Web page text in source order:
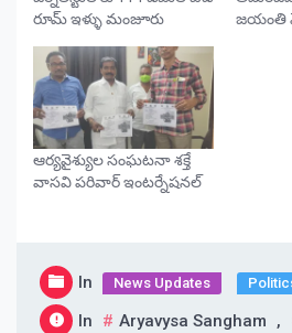
రూమ్ ఇళ్ళు మంజూరు
జయంతి
ఆర్యవైశ్యుల సంఘటనా శక్తే
వాసవి పరివార్ ఇంటర్నేషనల్
In News Updates
In Aryavysa Sangham ,